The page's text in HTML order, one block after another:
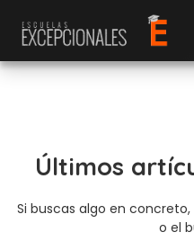
Últimos
Si buscas algo en
o el